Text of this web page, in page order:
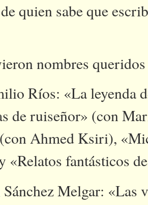
quien sabe que
nombres
Ríos: «La leyenda
de ruiseñor» (con
Ahmed Ksiri),
«Relatos fantásticos
Melgar: «Las